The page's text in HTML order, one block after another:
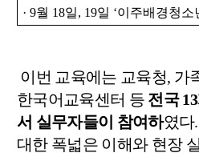
· 9월 18일, 19일 ‘이주배경청소
이번 교육에는 교육청, 가
한국어교육센터 등 전국13
서 실무자들이 참여하였다.
대한 폭넓은 이해와 현장